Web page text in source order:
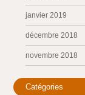
janvier 2019
décembre 2018
novembre 2018
Catégories